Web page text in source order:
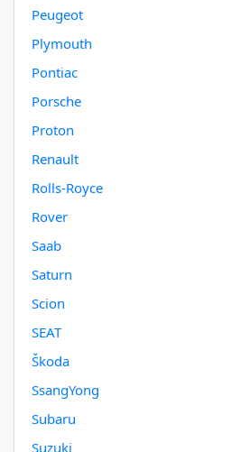
Peugeot
Plymouth
Pontiac
Porsche
Proton
Renault
Rolls-Royce
Rover
Saab
Saturn
Scion
SEAT
Škoda
SsangYong
Subaru
Suzuki